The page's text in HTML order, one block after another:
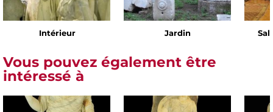
Intérieur Jardin
Vous pouvez également être
intéressé à